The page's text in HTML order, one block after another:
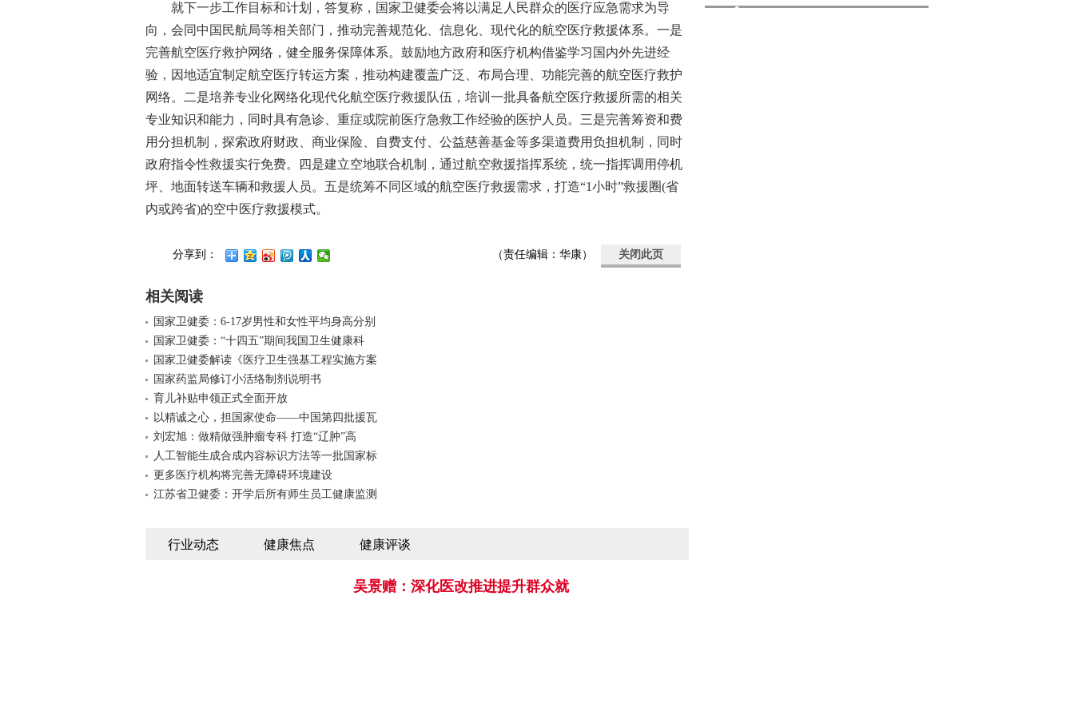
就下一步工作目标和计划，答复称，国家卫健委会将以满足人民群众的医疗应急需求为导
向，会同中国民航局等相关部门，推动完善规范化、信息化、现代化的航空医疗救援体系。一是
完善航空医疗救护网络，健全服务保障体系。鼓励地方政府和医疗机构借鉴学习国内外先进经
验，因地适宜制定航空医疗转运方案，推动构建覆盖广泛、布局合理、功能完善的航空医疗救护
网络。二是培养专业化网络化现代化航空医疗救援队伍，培训一批具备航空医疗救援所需的相关
专业知识和能力，同时具有急诊、重症或院前医疗急救工作经验的医护人员。三是完善筹资和费
用分担机制，探索政府财政、商业保险、自费支付、公益慈善基金等多渠道费用负担机制，同时
政府指令性救援实行免费。四是建立空地联合机制，通过航空救援指挥系统，统一指挥调用停机
坪、地面转送车辆和救援人员。五是统筹不同区域的航空医疗救援需求，打造“1小时”救援圈(省
内或跨省)的空中医疗救援模式。
分享到： 关闭此页
（责任编辑：华康）
相关阅读
国家卫健委：6-17岁男性和女性平均身高分别
国家卫健委：“十四五”期间我国卫生健康科
国家卫健委解读《医疗卫生强基工程实施方案
国家药监局修订小活络制剂说明书
育儿补贴申领正式全面开放
以精诚之心，担国家使命——中国第四批援瓦
刘宏旭：做精做强肿瘤专科 打造“辽肿”高
人工智能生成合成内容标识方法等一批国家标
更多医疗机构将完善无障碍环境建设
江苏省卫健委：开学后所有师生员工健康监测
行业动态 健康焦点 健康评谈
吴景赠：深化医改推进提升群众就